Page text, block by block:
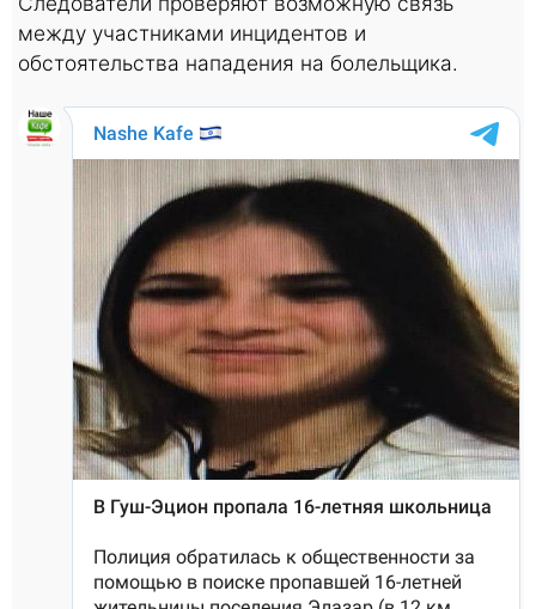
между участниками инцидентов и
обстоятельства нападения на болельщика.